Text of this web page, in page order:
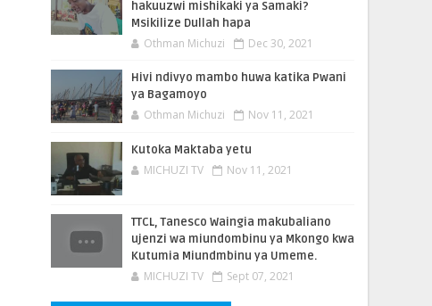
hakuuzwi mishikaki ya Samaki?
Msikilize Dullah hapa
Othman Michuzi Dec 30, 2021
Hivi ndivyo mambo huwa katika Pwani
ya Bagamoyo
Othman Michuzi Nov 11, 2021
Kutoka Maktaba yetu
MICHUZI TV Nov 11, 2021
TTCL, Tanesco Waingia makubaliano
ujenzi wa miundombinu ya Mkongo kwa
Kutumia Miundmbinu ya Umeme.
MICHUZI TV Sept 07, 2021